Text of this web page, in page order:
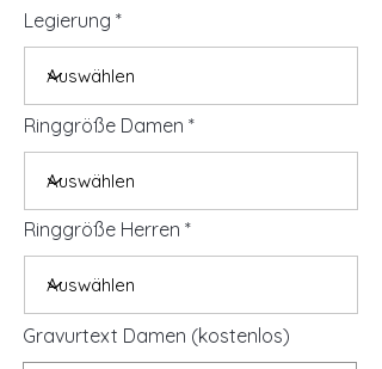
Legierung
Ringgröße Damen
Ringgröße Herren
Gravurtext Damen (kostenlos)